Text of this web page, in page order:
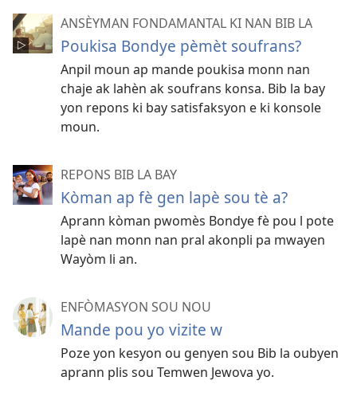
ANSÈYMAN FONDAMANTAL KI NAN BIB LA
Poukisa Bondye pèmèt soufrans?
Anpil moun ap mande poukisa monn nan
chaje ak lahèn ak soufrans konsa. Bib la bay
yon repons ki bay satisfaksyon e ki konsole
moun.
REPONS BIB LA BAY
Kòman ap fè gen lapè sou tè a?
Aprann kòman pwomès Bondye fè pou l pote
lapè nan monn nan pral akonpli pa mwayen
Wayòm li an.
ENFÒMASYON SOU NOU
Mande pou yo vizite w
Poze yon kesyon ou genyen sou Bib la oubyen
aprann plis sou Temwen Jewova yo.